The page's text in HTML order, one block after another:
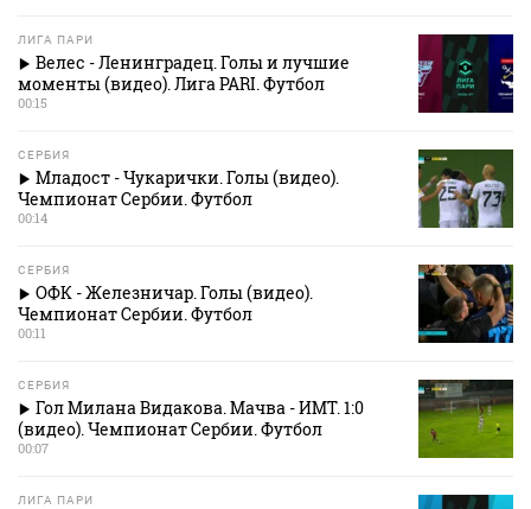
ЛИГА ПАРИ
Велес - Ленинградец. Голы и лучшие
моменты (видео). Лига PARI. Футбол
00:15
СЕРБИЯ
Младост - Чукарички. Голы (видео).
Чемпионат Сербии. Футбол
00:14
СЕРБИЯ
ОФК - Железничар. Голы (видео).
Чемпионат Сербии. Футбол
00:11
СЕРБИЯ
Гол Милана Видакова. Мачва - ИМТ. 1:0
(видео). Чемпионат Сербии. Футбол
00:07
ЛИГА ПАРИ